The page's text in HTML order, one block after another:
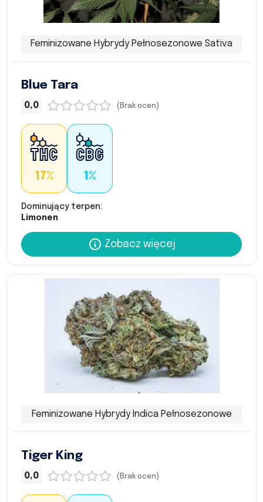
Feminizowane Hybrydy Pełnosezonowe Sativa
Blue Tara
0,0 (Brak ocen)
17% 1%
Dominujący terpen:
Limonen
Zobacz więcej
Feminizowane Hybrydy Indica Pełnosezonowe
Tiger King
0,0 (Brak ocen)